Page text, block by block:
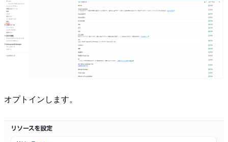
オプトインします。